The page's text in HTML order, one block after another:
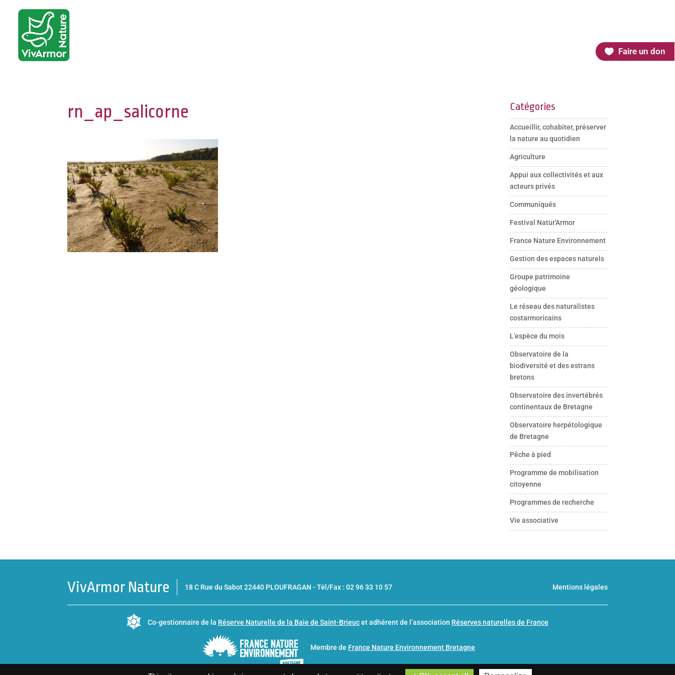
Faire un don
rn_ap_salicorne Catégories
Accueillir, cohabiter, préserver
la nature au quotidien
Agriculture
Appui aux collectivités et aux
acteurs privés
Communiqués
Festival Natur'Armor
France Nature Environnement
Gestion des espaces naturels
Groupe patrimoine
géologique
Le réseau des naturalistes
costarmoricains
L’espèce du mois
Observatoire de la
biodiversité et des estrans
bretons
Observatoire des invertébrés
continentaux de Bretagne
Observatoire herpétologique
de Bretagne
Pêche à pied
Programme de mobilisation
citoyenne
Programmes de recherche
Vie associative
VivArmor Nature 18 C Rue du Sabot 22440 PLOUFRAGAN -Tél/Fax : 02 96 33 10 57 Mentions légales
Co-gestionnaire de la Réserve Naturelle de la Baie de Saint-Brieucet adhérent de l’association Réserves naturelles de France
Membre de France Nature Environnement Bretagne